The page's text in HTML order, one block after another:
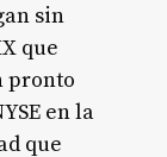
sin
que
pronto
en la
que